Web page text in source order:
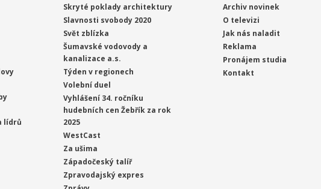
lídrů
Skryté poklady architektury
Slavnosti svobody 2020
Svět zblízka
Šumavské vodovody a
kanalizace a.s.
Týden v regionech
Volební duel
Vyhlášení 34. ročníku
hudebních cen Žebřík za rok
2025
WestCast
Za ušima
Západočeský talíř
Zpravodajský expres
Archiv novinek
O televizi
Jak nás naladit
Reklama
Pronájem studia
Kontakt